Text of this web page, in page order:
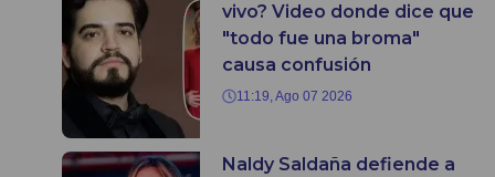
vivo? Video donde dice que
"todo fue una broma"
causa confusión
11:19, Ago 07 2026
Naldy Saldaña defiende a